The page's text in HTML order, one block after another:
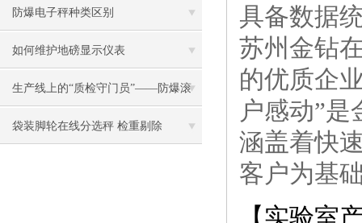
防爆电子秤种类区别
如何维护地磅显示仪表
生产线上的“质检守门员”——防爆滚
筒秤为制造业加装安全锁
袋装脚轮在线分选秤 检重剔除
具备数据
苏州金钻
的优质企
户感动”
涵盖着快
客户为基
【实验室